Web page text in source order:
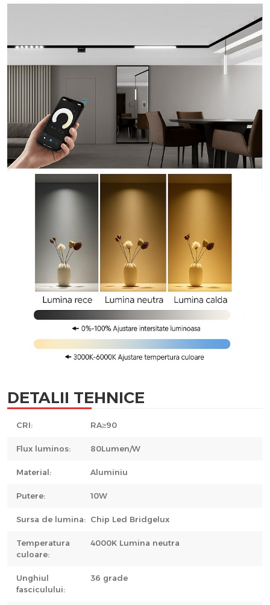
DETALII TEHNICE
CRI: RA≥90
Flux luminos: 80Lumen/W
Material: Aluminiu
Putere: 10W
Sursa de lumina: Chip Led Bridgelux
Temperatura
culoare:
4000K Lumina neutra
Unghiul
fasciculului:
36 grade